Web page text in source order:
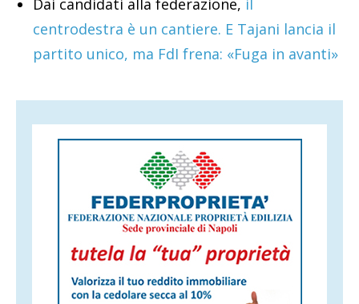
Dai candidati alla federazione, il
centrodestra è un cantiere. E Tajani lancia il
partito unico, ma FdI frena: «Fuga in avanti»